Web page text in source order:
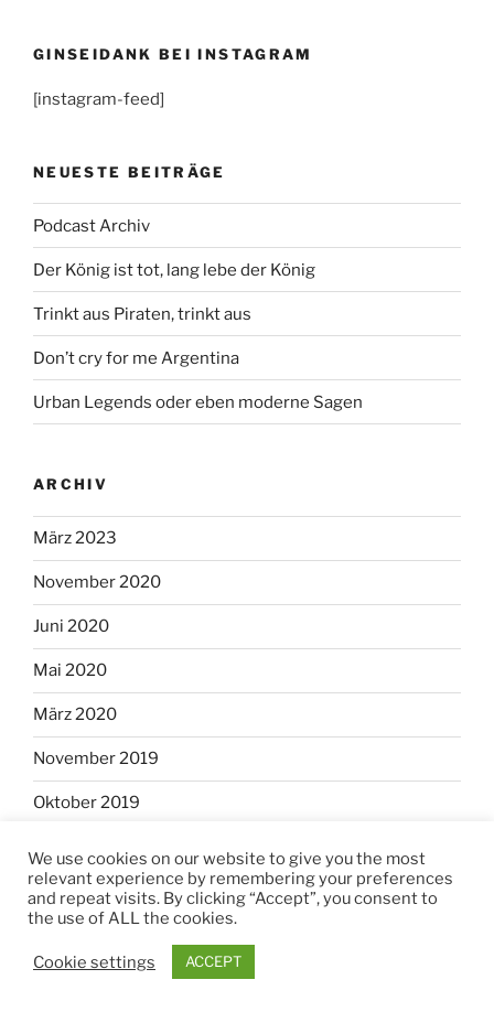
GINSEIDANK BEI INSTAGRAM
[instagram-feed]
NEUESTE BEITRÄGE
Podcast Archiv
Der König ist tot, lang lebe der König
Trinkt aus Piraten, trinkt aus
Don’t cry for me Argentina
Urban Legends oder eben moderne Sagen
ARCHIV
März 2023
November 2020
Juni 2020
Mai 2020
März 2020
November 2019
Oktober 2019
Juli 2019
We use cookies on our website to give you the most
relevant experience by remembering your preferences
and repeat visits. By clicking “Accept”, you consent to
the use of ALL the cookies.
Cookie settings ACCEPT